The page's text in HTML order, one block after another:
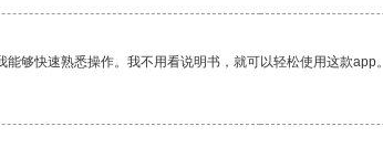
够快速熟悉操作。我不用看说明书，就可以轻松使用这款app。